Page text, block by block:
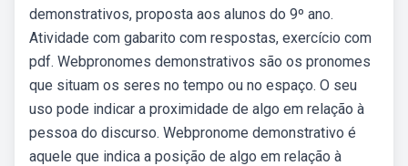
demonstrativos, proposta aos alunos do 9º ano.
Atividade com gabarito com respostas, exercício com
pdf. Webpronomes demonstrativos são os pronomes
que situam os seres no tempo ou no espaço. O seu
uso pode indicar a proximidade de algo em relação à
pessoa do discurso. Webpronome demonstrativo é
aquele que indica a posição de algo em relação à